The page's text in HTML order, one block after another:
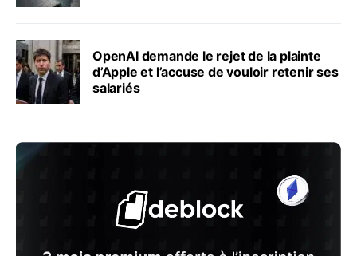
OpenAI demande le rejet de la plainte
d’Apple et l’accuse de vouloir retenir ses
salariés